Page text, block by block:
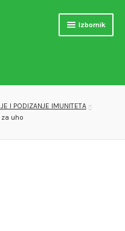
Izbornik
I PODIZANJE IMUNITETA
uho